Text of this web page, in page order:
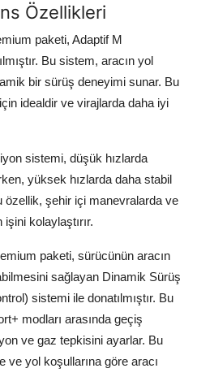
Özellikleri
paketi, Adaptif M
Bu sistem, aracın yol
bir sürüş deneyimi sunar. Bu
idealdir ve virajlarda daha iyi
sistemi, düşük hızlarda
yüksek hızlarda daha stabil
özellik, şehir içi manevralarda ve
kolaylaştırır.
paketi, sürücünün aracın
sağlayan Dinamik Sürüş
sistemi ile donatılmıştır. Bu
modları arasında geçiş
ve gaz tepkisini ayarlar. Bu
yol koşullarına göre aracı